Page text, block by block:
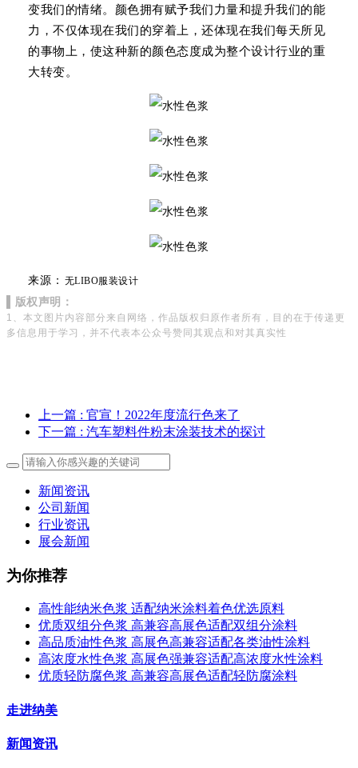
变我们的情绪。颜色拥有赋予我们力量和提升我们的能
力，不仅体现在我们的穿着上，还体现在我们每天所见
的事物上，使这种新的颜色态度成为整个设计行业的重
大转变。
来源： 无LIBO服装设计
▌版权声明：
1、本文图片内容部分来自网络，作品版权归原作者所有，目的在于传递更
多信息用于学习，并不代表本公众号赞同其观点和对其真实性
上一篇 : 官宣！2022年度流行色来了
下一篇 : 汽车塑料件粉末涂装技术的探讨
新闻资讯
公司新闻
行业资讯
展会新闻
为你推荐
高性能纳米色浆 适配纳米涂料着色优选原料
优质双组分色浆 高兼容高展色适配双组分涂料
高品质油性色浆 高展色高兼容适配各类油性涂料
高浓度水性色浆 高展色强兼容适配高浓度水性涂料
优质轻防腐色浆 高兼容高展色适配轻防腐涂料
走进纳美
新闻资讯